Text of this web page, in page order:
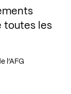
toutes les
l’AFG